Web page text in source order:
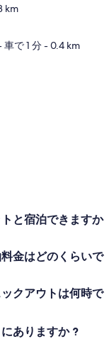
km
車で 1 分- 0.4 km
と宿泊できますか
金はどのくらいで
クアウトは何時で
ありますか ?